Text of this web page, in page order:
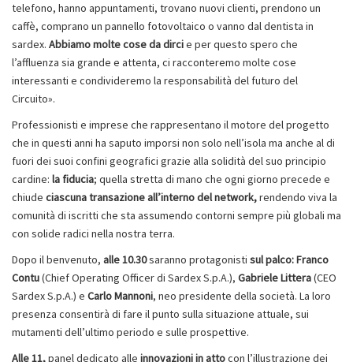
telefono, hanno appuntamenti, trovano nuovi clienti, prendono un
caffè, comprano un pannello fotovoltaico o vanno dal dentista in
sardex. Abbiamo molte cose da dircie per questo spero che
l’affluenza sia grande e attenta, ci racconteremo molte cose
interessanti e condivideremo la responsabilità del futuro del
Circuito».
Professionisti e imprese che rappresentano il motore del progetto
che in questi anni ha saputo imporsi non solo nell’isola ma anche al di
fuori dei suoi confini geografici grazie alla solidità del suo principio
cardine: la fiducia; quella stretta di mano che ogni giorno precede e
chiude ciascuna transazione all’interno del network,rendendo viva la
comunità di iscritti che sta assumendo contorni sempre più globali ma
con solide radici nella nostra terra.
Dopo il benvenuto, alle 10.30saranno protagonisti sul palco:Franco
Contu(Chief Operating Officer di Sardex S.p.A.), Gabriele Littera(CEO
Sardex S.p.A.) e Carlo Mannoni, neo presidente della società. La loro
presenza consentirà di fare il punto sulla situazione attuale, sui
mutamenti dell’ultimo periodo e sulle prospettive.
Alle 11,panel dedicato alle innovazioni in attocon l’illustrazione dei